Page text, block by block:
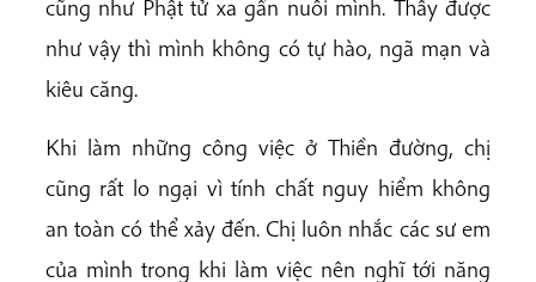
cũng như Phật tử xa gần nuôi mình. Thấy được
như vậy thì mình không có tự hào, ngã mạn và
kiêu căng.
Khi làm những công việc ở Thiền đường, chị
cũng rất lo ngại vì tính chất nguy hiểm không
an toàn có thể xảy đến. Chị luôn nhắc các sư em
của mình trong khi làm việc nên nghĩ tới năng